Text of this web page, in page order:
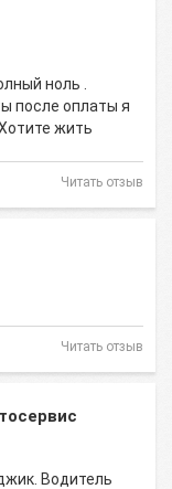
ноль .
после оплаты я
жить
Читать отзыв
Читать отзыв
Водитель